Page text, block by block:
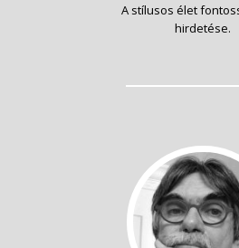
A stílusos élet
hirdetése.